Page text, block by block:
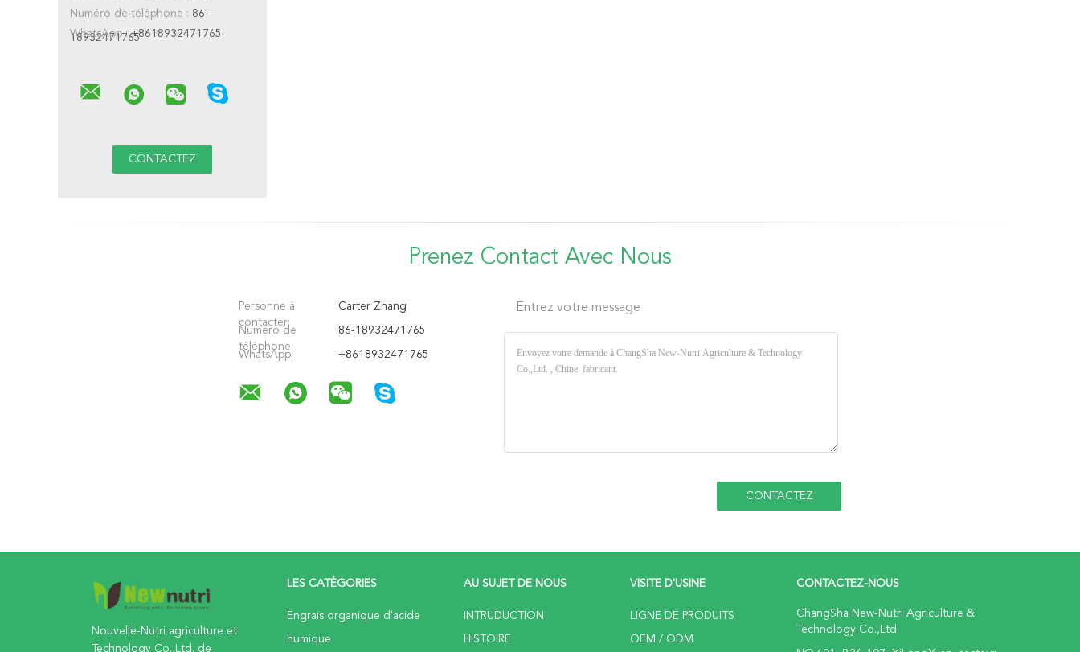
Numéro de téléphone : 86-
18932471765
WhatsApp :+8618932471765
Prenez Contact Avec Nous
Personne à
contacter:
Carter Zhang
Numéro de
téléphone:
86-18932471765
WhatsApp: +8618932471765
Entrez votre message
Nouvelle-Nutri agriculture et
Technology Co.,Ltd. de
LES CATÉGORIES
Engrais organique d'acide
humique
AU SUJET DE NOUS
INTRUDUCTION
HISTOIRE
VISITE D'USINE
LIGNE DE PRODUITS
OEM / ODM
CONTACTEZ-NOUS
ChangSha New-Nutri Agriculture &
Technology Co.,Ltd.